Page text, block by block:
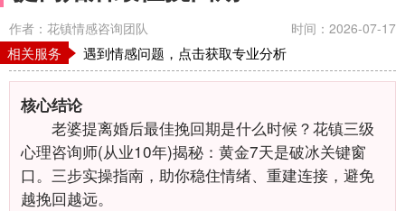
作者：花镇情感咨询团队 时间：2026-07-17
相关服务 遇到情感问题，点击获取专业分析
核心结论
老婆提离婚后最佳挽回期是什么时候？花镇三级
心理咨询师(从业10年)揭秘：黄金7天是破冰关键窗
口。三步实操指南，助你稳住情绪、重建连接，避免
越挽回越远。